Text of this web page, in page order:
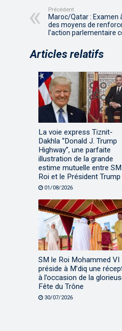
Précédent
Maroc/Qatar : Examen
des moyens de
l’action parlementaire
Articles relatifs
La voie express Tiznit-
Dakhla “Donald J. Trump
Highway”, une parfaite
illustration de la grande
estime mutuelle entre
Roi et le Président Trump
01/08/2026
SM le Roi Mohammed VI
préside à M’diq une
à l’occasion de la
Fête du Trône
30/07/2026